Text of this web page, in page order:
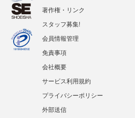
著作権・リンク
スタッフ募集!
会員情報管理
免責事項
会社概要
サービス利用規約
プライバシーポリシー
外部送信